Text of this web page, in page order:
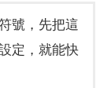
號，先把這
定，就能快